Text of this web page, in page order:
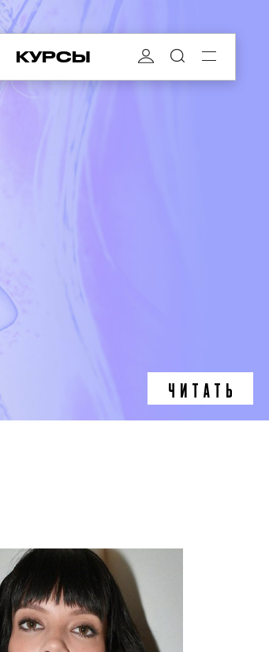
ЧИТАТЬ
КУРСЫ